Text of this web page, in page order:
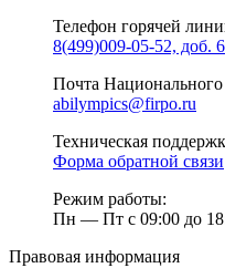
Телефон горячей
8(499)009-05-52, доб. 6
Почта
abilympics@firpo.ru
Техническая
Форма обратной связи
Режим работы:
Пн — Пт с 09:00 до
Правовая информация